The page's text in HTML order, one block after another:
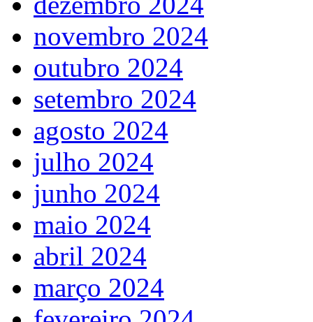
novembro 2024
outubro 2024
setembro 2024
agosto 2024
julho 2024
junho 2024
maio 2024
abril 2024
março 2024